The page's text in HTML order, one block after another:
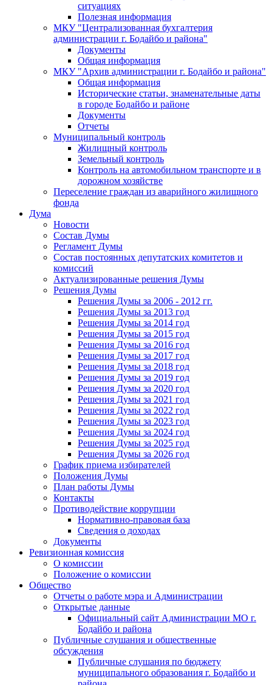
ситуациях
Полезная информация
МКУ "Централизованная бухгалтерия
администрации г. Бодайбо и района"
Документы
Общая информация
МКУ "Архив администрации г. Бодайбо и района"
Общая информация
Исторические статьи, знаменательные даты
в городе Бодайбо и районе
Документы
Отчеты
Муниципальный контроль
Жилищный контроль
Земельный контроль
Контроль на автомобильном транспорте и в
дорожном хозяйстве
Переселение граждан из аварийного жилищного
фонда
Дума
Новости
Состав Думы
Регламент Думы
Состав постоянных депутатских комитетов и
комиссий
Актуализированные решения Думы
Решения Думы
Решения Думы за 2006 - 2012 гг.
Решения Думы за 2013 год
Решения Думы за 2014 год
Решения Думы за 2015 год
Решения Думы за 2016 год
Решения Думы за 2017 год
Решения Думы за 2018 год
Решения Думы за 2019 год
Решения Думы за 2020 год
Решения Думы за 2021 год
Решения Думы за 2022 год
Решения Думы за 2023 год
Решения Думы за 2024 год
Решения Думы за 2025 год
Решения Думы за 2026 год
График приема избирателей
Положения Думы
План работы Думы
Контакты
Противодействие коррупции
Нормативно-правовая база
Сведения о доходах
Документы
Ревизионная комиссия
О комиссии
Положение о комиссии
Общество
Отчеты о работе мэра и Администрации
Открытые данные
Официальный сайт Администрации МО г.
Бодайбо и района
Публичные слушания и общественные
обсуждения
Публичные слушания по бюджету
муниципального образования г. Бодайбо и